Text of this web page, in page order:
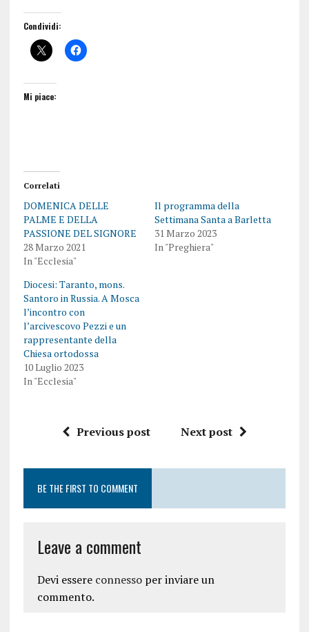
Condividi:
Mi piace:
Correlati
DOMENICA DELLE
PALME E DELLA
PASSIONE DEL SIGNORE
28 Marzo 2021
In "Ecclesia"
Il programma della
Settimana Santa a Barletta
31 Marzo 2023
In "Preghiera"
Diocesi: Taranto, mons.
Santoro in Russia. A Mosca
l’incontro con
l’arcivescovo Pezzi e un
rappresentante della
Chiesa ortodossa
10 Luglio 2023
In "Ecclesia"
Previous post Next post
BE THE FIRST TO COMMENT
Leave a comment
Devi essere connessoper inviare un
commento.